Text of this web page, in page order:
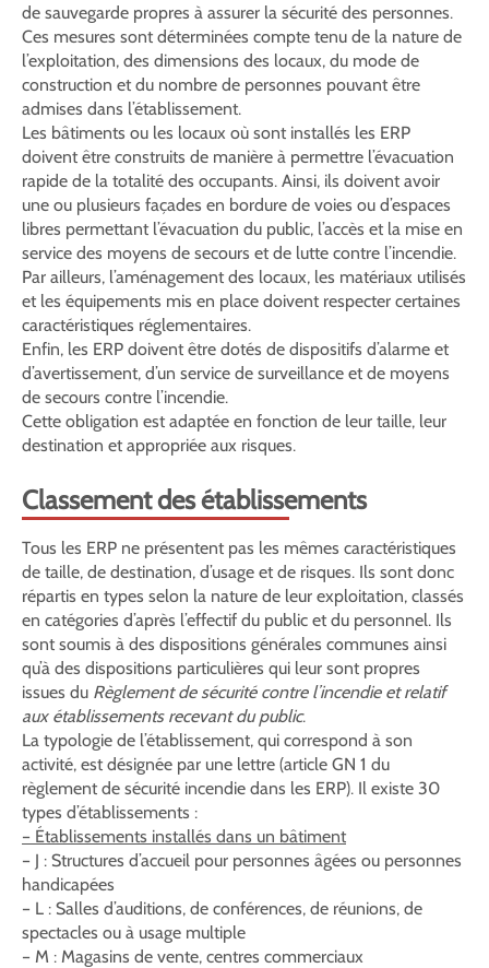
de sauvegarde propres à assurer la sécurité des personnes.
Ces mesures sont déterminées compte tenu de la nature de
l’exploitation, des dimensions des locaux, du mode de
construction et du nombre de personnes pouvant être
admises dans l’établissement.
Les bâtiments ou les locaux où sont installés les ERP
doivent être construits de manière à permettre l’évacuation
rapide de la totalité des occupants. Ainsi, ils doivent avoir
une ou plusieurs façades en bordure de voies ou d’espaces
libres permettant l’évacuation du public, l’accès et la mise en
service des moyens de secours et de lutte contre l’incendie.
Par ailleurs, l’aménagement des locaux, les matériaux utilisés
et les équipements mis en place doivent respecter certaines
caractéristiques réglementaires.
Enfin, les ERP doivent être dotés de dispositifs d’alarme et
d’avertissement, d’un service de surveillance et de moyens
de secours contre l’incendie.
Cette obligation est adaptée en fonction de leur taille, leur
destination et appropriée aux risques.
Classement des établissements
Tous les ERP ne présentent pas les mêmes caractéristiques
de taille, de destination, d’usage et de risques. Ils sont donc
répartis en types selon la nature de leur exploitation, classés
en catégories d’après l’effectif du public et du personnel. Ils
sont soumis à des dispositions générales communes ainsi
qu’à des dispositions particulières qui leur sont propres
issues du Règlement de sécurité contre l’incendie et relatif
aux établissements recevant du public.
La typologie de l’établissement, qui correspond à son
activité, est désignée par une lettre (article GN 1 du
règlement de sécurité incendie dans les ERP). Il existe 30
types d’établissements :
– Établissements installés dans un bâtiment
– J : Structures d’accueil pour personnes âgées ou personnes
handicapées
– L : Salles d’auditions, de conférences, de réunions, de
spectacles ou à usage multiple
– M : Magasins de vente, centres commerciaux